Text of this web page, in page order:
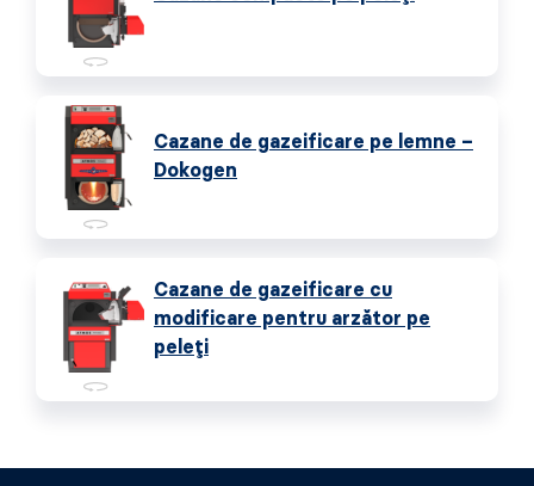
Cazane de gazeificare pe lemne –
Dokogen
Cazane de gazeificare cu
modificare pentru arzător pe
peleți